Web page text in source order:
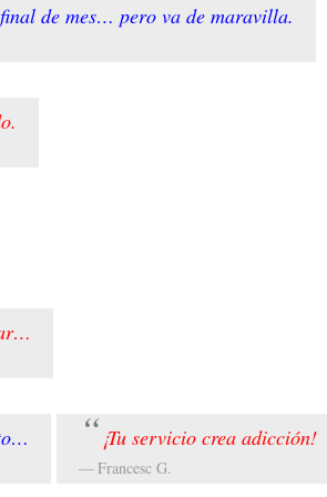
de mes… pero va de maravilla.
¡Tu servicio crea adicción!
Francesc G.